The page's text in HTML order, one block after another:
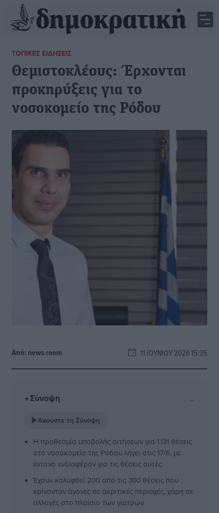
ΤΟΠΙΚΈΣ ΕΙΔΉΣΕΙΣ
Θεμιστοκλέους: Έρχονται
προκηρύξεις για το
νοσοκομείο της Ρόδου
Από: news room 11 ΙΟΥΝΊΟΥ 2026 15:35
✦Σύνοψη ⌄
▶Ακούστε τη Σύνοψη
Η προθεσμία υποβολής αιτήσεων για 1.131 θέσεις
στο νοσοκομείο της Ρόδου λήγει στις 17/6, με
έντονο ενδιαφέρον για τις θέσεις αυτές.
Έχουν καλυφθεί 200 από τις 300 θέσεις που
κρίνονταν άγονες σε ακριτικές περιοχές, χάρη σε
αλλαγές στο πλαίσιο των γιατρών.